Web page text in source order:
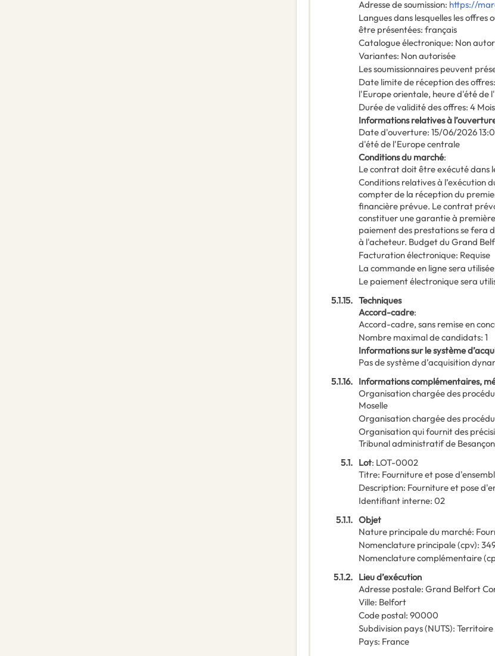
Adresse de soumission: https://
Langues dans lesquelles les
être présentées: français
Catalogue électronique: Non
Variantes: Non autorisée
Les soumissionnaires peuvent
Date limite de réception des offres:
l'Europe orientale, heure d'été de
Durée de validité des offres: 4 Mois
Informations relatives à
Date d'ouverture: 15/06/2026
d'été de l'Europe centrale
Conditions du marché:
Le contrat doit être exécuté dans
Conditions relatives à l’exécution
compter de la réception du
financière prévue. Le contrat
constituer une garantie à
paiement des prestations se fera
à l'acheteur. Budget du Grand
Facturation électronique: Requise
La commande en ligne sera utilisée
Le paiement électronique sera
5.1.15. Techniques
Accord-cadre:
Accord-cadre, sans remise en
Nombre maximal de candidats: 1
Informations sur le système
Pas de système d’acquisition
5.1.16. Informations complémentaires,
Organisation chargée des
Moselle
Organisation chargée des
Organisation qui fournit des
Tribunal administratif de Besançon
5.1. Lot: LOT-0002
Titre: Fourniture et pose
Description: Fourniture et pose
Identifiant interne: 02
5.1.1. Objet
Nature principale du marché:
Nomenclature principale(cpv):
Nomenclature complémentaire(
5.1.2. Lieu d’exécution
Adresse postale: Grand Belfort
Ville: Belfort
Code postal: 90000
Subdivision pays (NUTS):
Pays: France